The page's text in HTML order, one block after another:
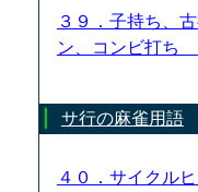
３９．子持ち、
ン、コンビ打ち
サ行の麻雀用語
４０．サイクル